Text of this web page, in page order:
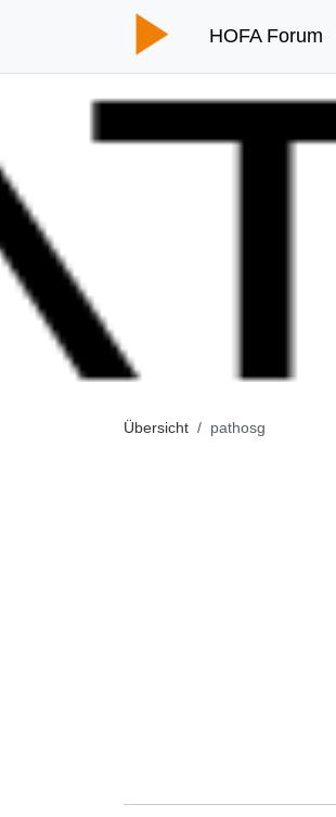
HOFA Forum
Übersicht pathosg